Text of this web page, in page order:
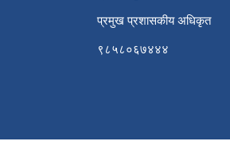
प्रमुख प्रशासकीय अधिकृत
९८५८०६७४४४